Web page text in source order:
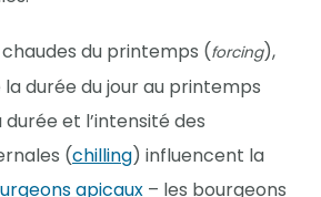
du printemps (forcing),
durée du jour au printemps
et l’intensité des
(chilling) influencent la
apicaux – les bourgeons